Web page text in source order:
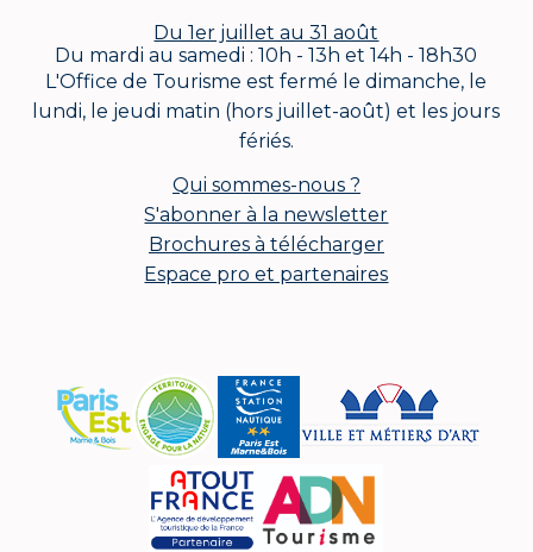
Du 1er juillet au 31 août
Du mardi au samedi : 10h - 13h et 14h - 18h30
L'Office de Tourisme est fermé le dimanche, le
lundi, le jeudi matin (hors juillet-août) et les jours
fériés.
Qui sommes-nous ?
S'abonner à la newsletter
Brochures à télécharger
Espace pro et partenaires